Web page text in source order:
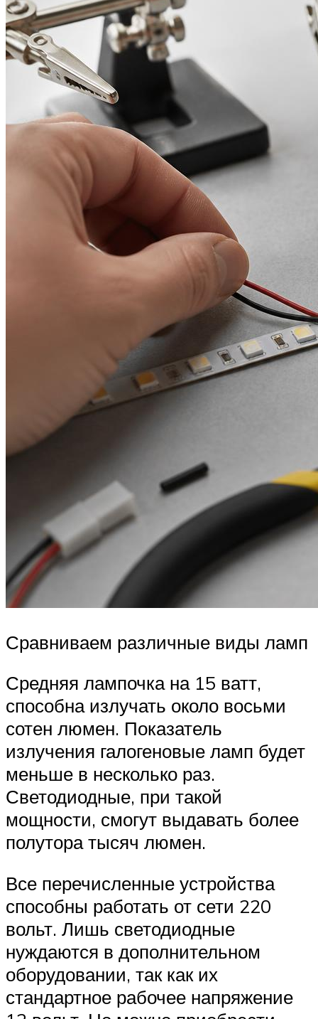
Сравниваем различные виды ламп
Средняя лампочка на 15 ватт,
способна излучать около восьми
сотен люмен. Показатель
излучения галогеновые ламп будет
меньше в несколько раз.
Светодиодные, при такой
мощности, смогут выдавать более
полутора тысяч люмен.
Все перечисленные устройства
способны работать от сети 220
вольт. Лишь светодиодные
нуждаются в дополнительном
оборудовании, так как их
стандартное рабочее напряжение